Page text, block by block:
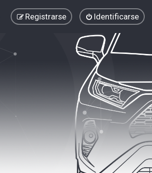
Identificarse
Registrarse